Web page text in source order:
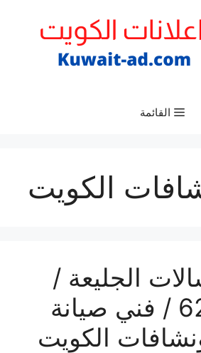
القائمة
الكويت
الجليعة /
62224041 / فني صيانة
الكويت